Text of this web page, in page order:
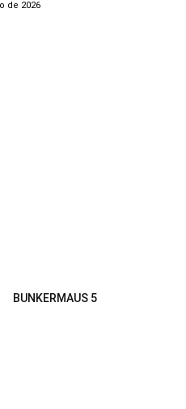
de 2026
BUNKERMAUS 5